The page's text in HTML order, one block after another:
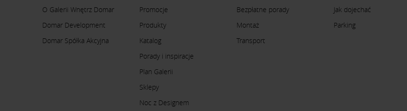
O Galerii Wnętrz Domar
Domar Development
Domar Spółka Akcyjna
Promocje
Produkty
Katalog
Porady i inspiracje
Plan Galerii
Sklepy
Noc z Designem
Bezpłatne porady
Montaż
Transport
Jak dojechać
Parking